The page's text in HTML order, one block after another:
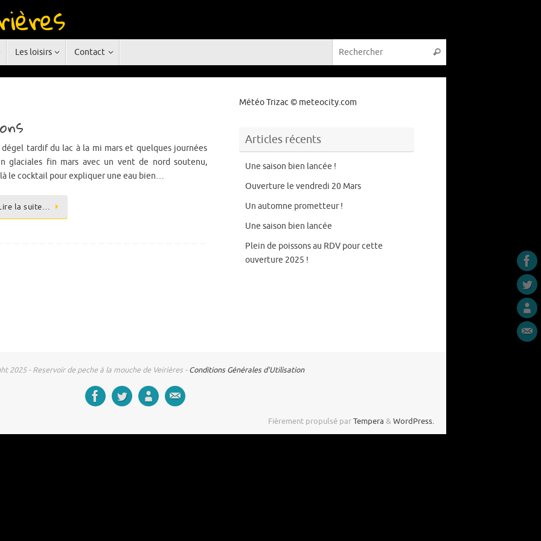
Les loisirs Contact Rechercher
dégel tardif du lac à la mi mars et quelques journées
glaciales fin mars avec un vent de nord soutenu,
le cocktail pour expliquer une eau bien…
la suite…
Météo Trizac © meteocity.com
Articles récents
Une saison bien lancée !
Ouverture le vendredi 20 Mars
Un automne prometteur !
Une saison bien lancée
Plein de poissons au RDV pour cette
ouverture 2025 !
2025 - Reservoir de peche à la mouche de Veirières - Conditions Générales d'Utilisation
Fièrement propulsé parTempera & WordPress.